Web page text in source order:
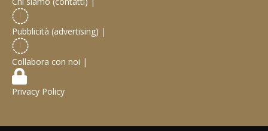
Pubblicità (advertising) |
Collabora con noi |
Privacy Policy